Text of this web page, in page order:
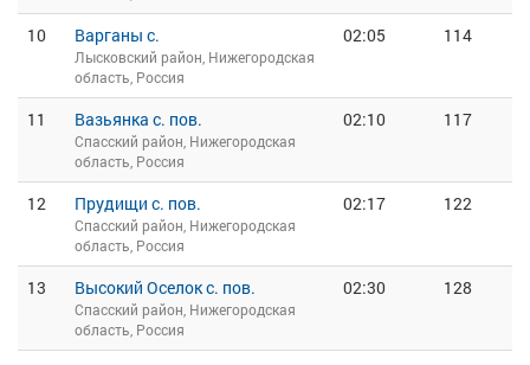
10 Варганы с.
Лысковский район, Нижегородская
область, Россия
02:05 114
11 Вазьянка с. пов.
Спасский район, Нижегородская
область, Россия
02:10 117
12 Прудищи с. пов.
Спасский район, Нижегородская
область, Россия
02:17 122
13 Высокий Оселок с. пов.
Спасский район, Нижегородская
область, Россия
02:30 128